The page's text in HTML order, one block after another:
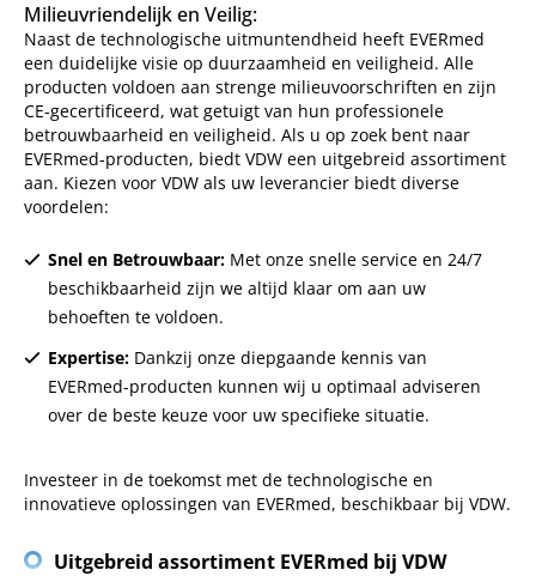
Milieuvriendelijk en Veilig:
Naast de technologische uitmuntendheid heeft EVERmed
een duidelijke visie op duurzaamheid en veiligheid. Alle
producten voldoen aan strenge milieuvoorschriften en zijn
CE-gecertificeerd, wat getuigt van hun professionele
betrouwbaarheid en veiligheid. Als u op zoek bent naar
EVERmed-producten, biedt VDW een uitgebreid assortiment
aan. Kiezen voor VDW als uw leverancier biedt diverse
voordelen:
Snel en Betrouwbaar: Met onze snelle service en 24/7
beschikbaarheid zijn we altijd klaar om aan uw
behoeften te voldoen.
Expertise: Dankzij onze diepgaande kennis van
EVERmed-producten kunnen wij u optimaal adviseren
over de beste keuze voor uw specifieke situatie.
Investeer in de toekomst met de technologische en
innovatieve oplossingen van EVERmed, beschikbaar bij VDW.
Uitgebreid assortiment EVERmed bij VDW